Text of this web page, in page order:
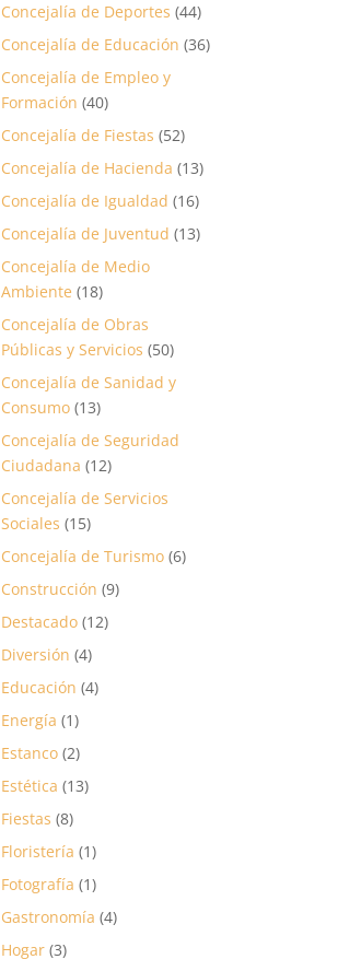
Concejalía de Deportes (44)
Concejalía de Educación (36)
Concejalía de Empleo y
Formación (40)
Concejalía de Fiestas (52)
Concejalía de Hacienda (13)
Concejalía de Igualdad (16)
Concejalía de Juventud (13)
Concejalía de Medio
Ambiente (18)
Concejalía de Obras
Públicas y Servicios (50)
Concejalía de Sanidad y
Consumo (13)
Concejalía de Seguridad
Ciudadana (12)
Concejalía de Servicios
Sociales (15)
Concejalía de Turismo (6)
Construcción (9)
Destacado (12)
Diversión (4)
Educación (4)
Energía (1)
Estanco (2)
Estética (13)
Fiestas (8)
Floristería (1)
Fotografía (1)
Gastronomía (4)
Hogar (3)